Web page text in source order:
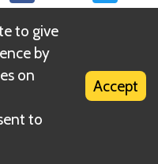
Rules?
to give
by
on
to
Accept